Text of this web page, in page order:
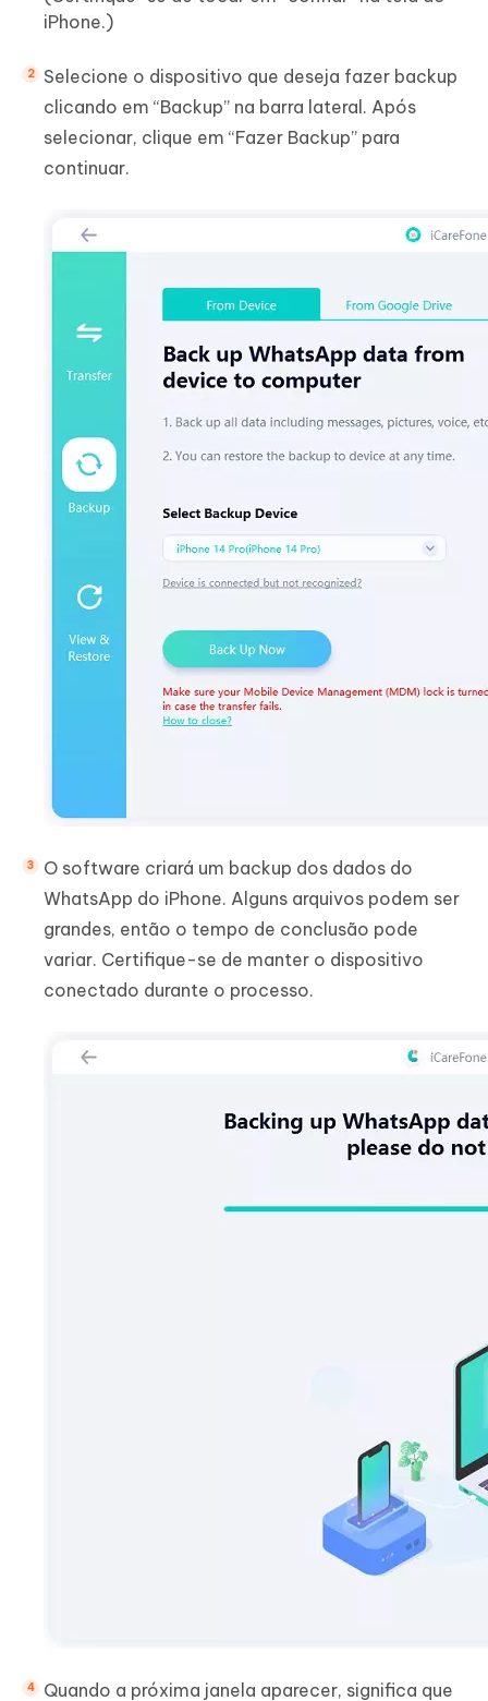
iPhone.)
Selecione o dispositivo que deseja fazer backup
clicando em “Backup” na barra lateral. Após
selecionar, clique em “Fazer Backup” para
continuar.
O software criará um backup dos dados do
WhatsApp do iPhone. Alguns arquivos podem ser
grandes, então o tempo de conclusão pode
variar. Certifique-se de manter o dispositivo
conectado durante o processo.
Quando a próxima janela aparecer, significa que